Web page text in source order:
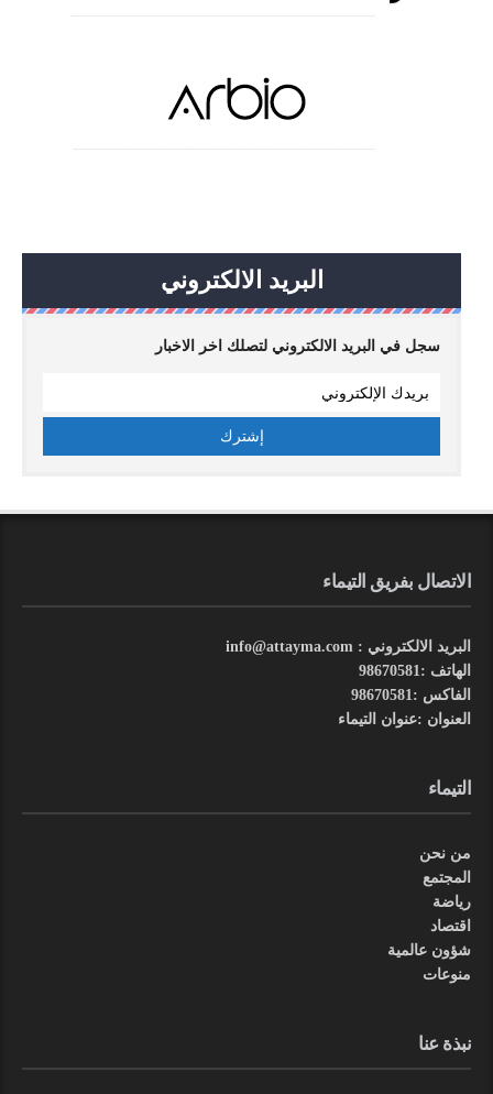
البريد الالكتروني
سجل في البريد الالكتروني لتصلك اخر الاخبار
الاتصال بفريق التيماء
البريد الالكتروني : info@attayma.com
الهاتف :98670581
الفاكس :98670581
العنوان :عنوان التيماء
التيماء
من نحن
المجتمع
رياضة
اقتصاد
شؤون عالمية
منوعات
نبذة عنا